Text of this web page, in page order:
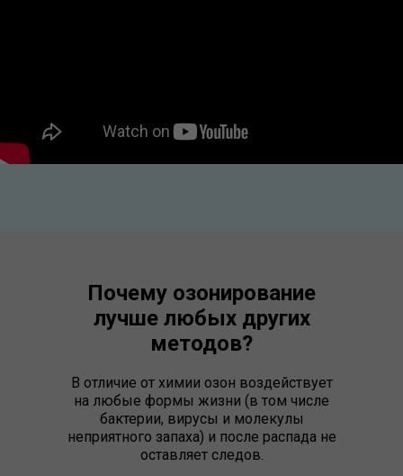
В отличие от химии озон воздействует
на любые формы жизни (в том числе
бактерии, вирусы и молекулы
неприятного запаха) и после распада не
оставляет следов.
Почему озонирование
лучше любых других
методов?